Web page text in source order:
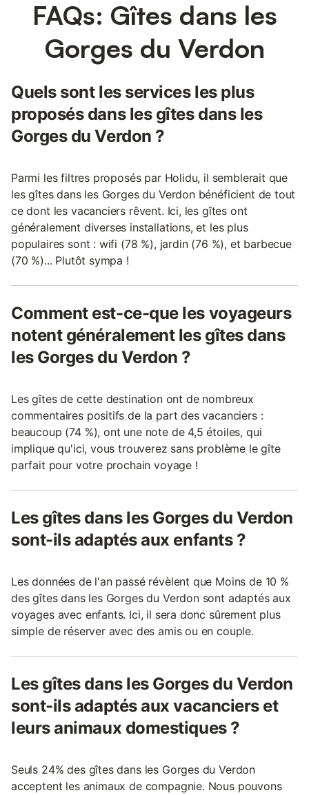
FAQs: Gîtes dans les
Gorges du Verdon
Quels sont les services les plus
proposés dans les gîtes dans les
Gorges du Verdon ?
Parmi les filtres proposés par Holidu, il semblerait que
les gîtes dans les Gorges du Verdon bénéficient de tout
ce dont les vacanciers rêvent. Ici, les gîtes ont
généralement diverses installations, et les plus
populaires sont : wifi (78 %), jardin (76 %), et barbecue
(70 %)... Plutôt sympa !
Comment est-ce-que les voyageurs
notent généralement les gîtes dans
les Gorges du Verdon ?
Les gîtes de cette destination ont de nombreux
commentaires positifs de la part des vacanciers :
beaucoup (74 %), ont une note de 4,5 étoiles, qui
implique qu'ici, vous trouverez sans problème le gîte
parfait pour votre prochain voyage !
Les gîtes dans les Gorges du Verdon
sont-ils adaptés aux enfants ?
Les données de l'an passé révèlent que Moins de 10 %
des gîtes dans les Gorges du Verdon sont adaptés aux
voyages avec enfants. Ici, il sera donc sûrement plus
simple de réserver avec des amis ou en couple.
Les gîtes dans les Gorges du Verdon
sont-ils adaptés aux vacanciers et
leurs animaux domestiques ?
Seuls 24% des gîtes dans les Gorges du Verdon
acceptent les animaux de compagnie. Nous pouvons